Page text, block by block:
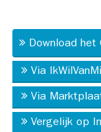
Download
Via
Via
Vergelijk op